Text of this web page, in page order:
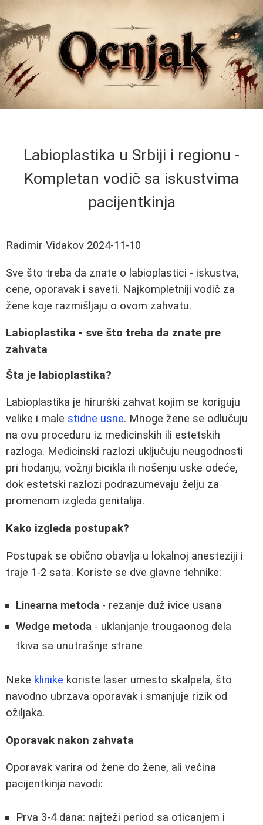
Labioplastika u Srbiji i regionu -
Kompletan vodič sa iskustvima
pacijentkinja
Radimir Vidakov 2024-11-10
Sve što treba da znate o labioplastici - iskustva,
cene, oporavak i saveti. Najkompletniji vodič za
žene koje razmišljaju o ovom zahvatu.
Labioplastika - sve što treba da znate pre
zahvata
Šta je labioplastika?
Labioplastika je hirurški zahvat kojim se koriguju
velike i male stidne usne. Mnoge žene se odlučuju
na ovu proceduru iz medicinskih ili estetskih
razloga. Medicinski razlozi uključuju neugodnosti
pri hodanju, vožnji bicikla ili nošenju uske odeće,
dok estetski razlozi podrazumevaju želju za
promenom izgleda genitalija.
Kako izgleda postupak?
Postupak se obično obavlja u lokalnoj anesteziji i
traje 1-2 sata. Koriste se dve glavne tehnike:
Linearna metoda - rezanje duž ivice usana
Wedge metoda - uklanjanje trougaonog dela
tkiva sa unutrašnje strane
Neke klinike koriste laser umesto skalpela, što
navodno ubrzava oporavak i smanjuje rizik od
ožiljaka.
Oporavak nakon zahvata
Oporavak varira od žene do žene, ali većina
pacijentkinja navodi:
Prva 3-4 dana: najteži period sa oticanjem i